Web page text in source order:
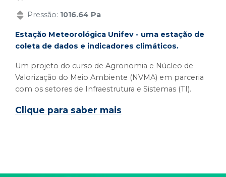
Pressão: 1016.64 Pa
Estação Meteorológica Unifev - uma estação de
coleta de dados e indicadores climáticos.
Um projeto do curso de Agronomia e Núcleo de
Valorização do Meio Ambiente (NVMA) em parceria
com os setores de Infraestrutura e Sistemas (TI).
Clique para saber mais